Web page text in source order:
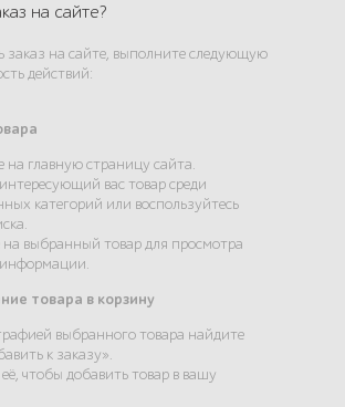
на сайте?
на сайте, выполните следующую
действий:
на главную страницу сайта.
вас товар среди
категорий или воспользуйтесь
на выбранный товар для просмотра
товара в корзину
выбранного товара найдите
к заказу».
чтобы добавить товар в вашу